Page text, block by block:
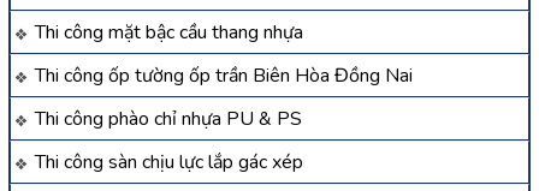
Thi công mặt bậc cầu thang nhựa
Thi công ốp tường ốp trần Biên Hòa Đồng Nai
Thi công phào chỉ nhựa PU & PS
Thi công sàn chịu lực lắp gác xép